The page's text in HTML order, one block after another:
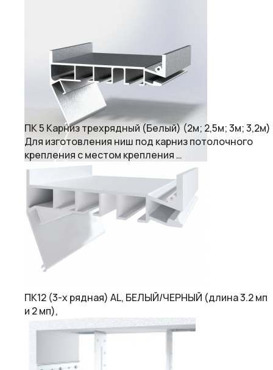
ПК 5 Карниз трехрядный (Белый) (2м; 2,5м; 3м; 3,2м)
Для изготовления ниш под карниз потолочного
крепления с местом крепления …
ПК12 (3-х рядная) AL, БЕЛЫЙ/ЧЕРНЫЙ (длина 3.2 мп
и 2 мп),